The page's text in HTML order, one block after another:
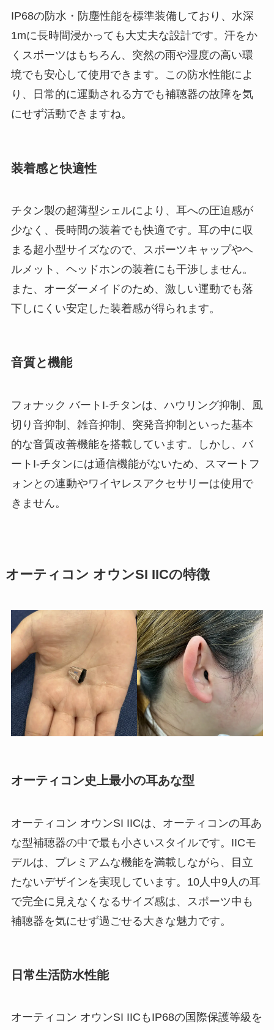
IP68の防水・防塵性能を標準装備しており、水深
1mに長時間浸かっても大丈夫な設計です。汗をか
くスポーツはもちろん、突然の雨や湿度の高い環
境でも安心して使用できます。この防水性能によ
り、日常的に運動される方でも補聴器の故障を気
にせず活動できますね。
装着感と快適性
チタン製の超薄型シェルにより、耳への圧迫感が
少なく、長時間の装着でも快適です。耳の中に収
まる超小型サイズなので、スポーツキャップやヘ
ルメット、ヘッドホンの装着にも干渉しません。
また、オーダーメイドのため、激しい運動でも落
下しにくい安定した装着感が得られます。
音質と機能
フォナック バートI-チタンは、ハウリング抑制、風
切り音抑制、雑音抑制、突発音抑制といった基本
的な音質改善機能を搭載しています。しかし、バ
ートI-チタンには通信機能がないため、スマートフ
ォンとの連動やワイヤレスアクセサリーは使用で
きません。
オーティコン オウンSI IICの特徴
オーティコン史上最小の耳あな型
オーティコン オウンSI IICは、オーティコンの耳あ
な型補聴器の中で最も小さいスタイルです。IICモ
デルは、プレミアムな機能を満載しながら、目立
たないデザインを実現しています。10人中9人の耳
で完全に見えなくなるサイズ感は、スポーツ中も
補聴器を気にせず過ごせる大きな魅力です。
日常生活防水性能
オーティコン オウンSI IICもIP68の国際保護等級を